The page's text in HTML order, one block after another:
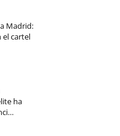
Madrid:
el cartel
ha